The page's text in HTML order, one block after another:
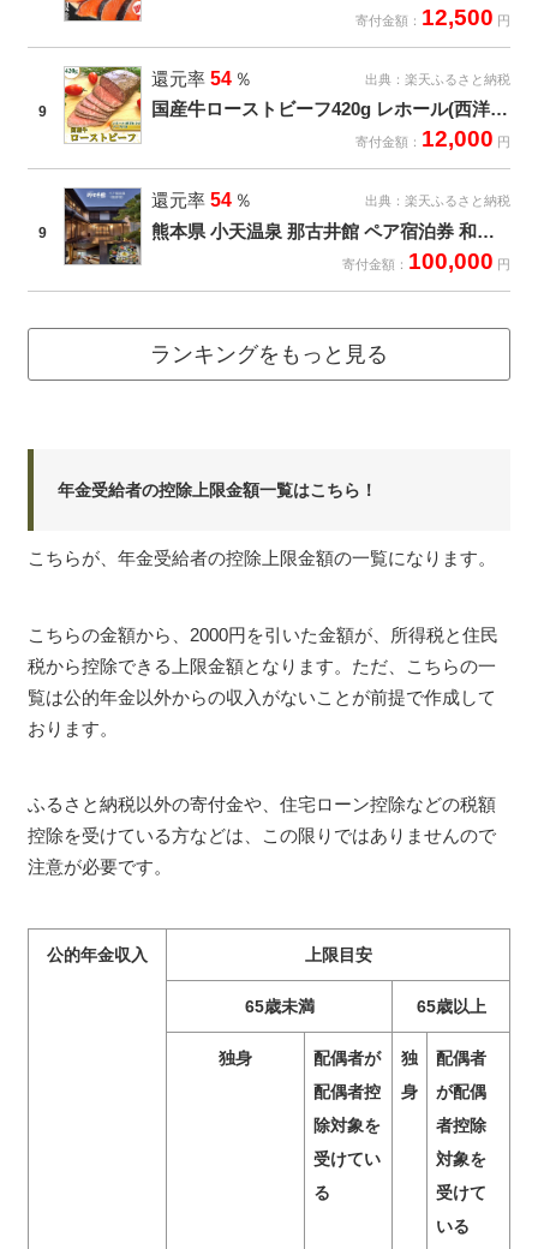
寄付金額： 12,500 円
9
還元率 54 ％ 出典： 楽天ふるさと納税
国産牛ローストビーフ420g レホール(西洋わさび)・ソース付き
寄付金額： 12,000 円
9
還元率 54 ％ 出典： 楽天ふるさと納税
熊本県 小天温泉 那古井館 ペア宿泊券 和洋室 1泊2食付
寄付金額： 100,000 円
ランキングをもっと見る
年金受給者の控除上限金額一覧はこちら！
こちらが、年金受給者の控除上限金額の一覧になります。
こちらの金額から、2000円を引いた金額が、所得税と住民
税から控除できる上限金額となります。ただ、こちらの一
覧は公的年金以外からの収入がないことが前提で作成して
おります。
ふるさと納税以外の寄付金や、住宅ローン控除などの税額
控除を受けている方などは、この限りではありませんので
注意が必要です。
公的年金収入 上限目安
65歳未満 65歳以上
独身
配偶者が
配偶者控
除対象を
受けてい
る
独
身
配偶者
が配偶
者控除
対象を
受けて
いる